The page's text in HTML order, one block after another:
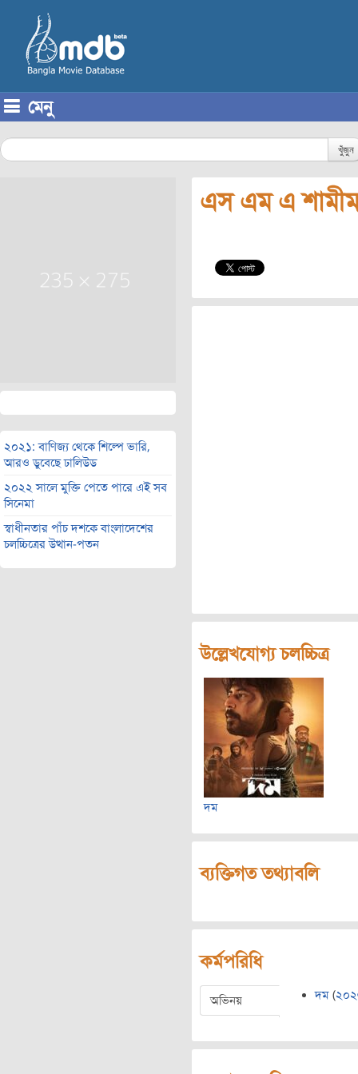
মেনু
খুঁজুন
২০২১: বাণিজ্য থেকে শিল্পে ভারি,
আরও ডুবেছে ঢালিউড
২০২২ সালে মুক্তি পেতে পারে এই সব
সিনেমা
স্বাধীনতার পাঁচ দশকে বাংলাদেশের
চলচ্চিত্রের উত্থান-পতন
এস এম এ
উল্লেখযোগ্য চলচ্চিত্র
দম
ব্যক্তিগত তথ্যাবলি
কর্মপরিধি
অভিনয় দম (